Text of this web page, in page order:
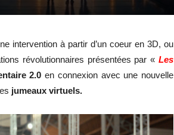
intervention à partir d’un coeur en 3D, ou
révolutionnaires présentées par « Les
2.0 en connexion avec une nouvelle
jumeaux virtuels.